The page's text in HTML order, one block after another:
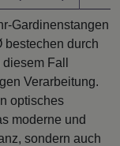
Gardinenstangen
bestechen durch
Fall
Verarbeitung.
optisches
moderne und
sondern auch